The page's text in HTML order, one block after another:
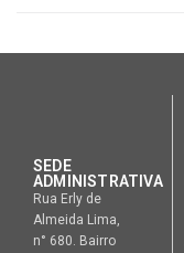
SEDE
ADMINISTRATIVA
Rua Erly de
Almeida Lima,
n° 680. Bairro